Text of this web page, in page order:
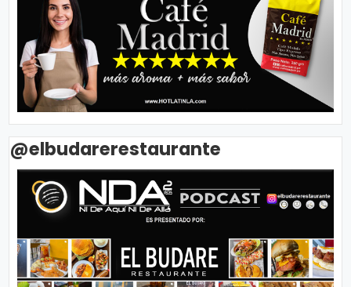
@elbudarerestaurante